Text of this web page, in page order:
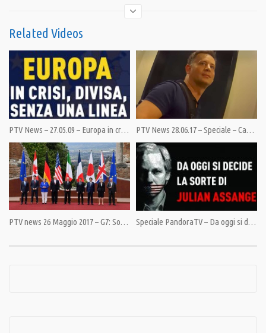
Category:
PrimoPiano
Tags:Assange,Golpe,Hong Kong,Nanchino Palestina Stoccolma,Trump Twitter
Related Videos
PTV News – 27.05.09 – Europa in crisi, divisa, senza una linea PTV News 28.06.17 – Speciale – Cade sui piedi della CNN il masso destinato a Trump
PTV news 26 Maggio 2017 – G7: Sotto l’ombrello della Nato, riaperto in tutto il suo splendore, tutti sono più contenti Speciale PandoraTV – Da oggi si decide la sorte di Julian Assange